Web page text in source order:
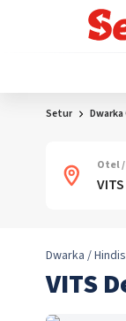
Setur
Otel /
Dwarka /
VITS